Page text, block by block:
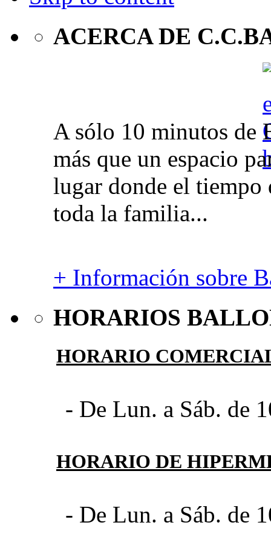
ACERCA DE
A sólo 10 minutos de
más que un espacio
lugar donde el tiempo
toda la familia...
+ Información sobre
HORARIOS
HORARIO
- De Lun. a Sáb. de
HORARIO DE
- De Lun. a Sáb. de